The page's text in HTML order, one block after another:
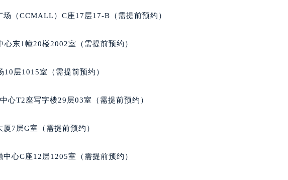
（CCMALL）C座17层17-B（需提前预约）
东1幢20楼2002室（需提前预约）
层1015室（需提前预约）
心T2座写字楼29层03室（需提前预约）
7层G室（需提前预约）
心C座12层1205室（需提前预约）